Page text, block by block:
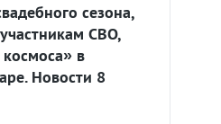
сезона,
СВО,
в
Новости 8